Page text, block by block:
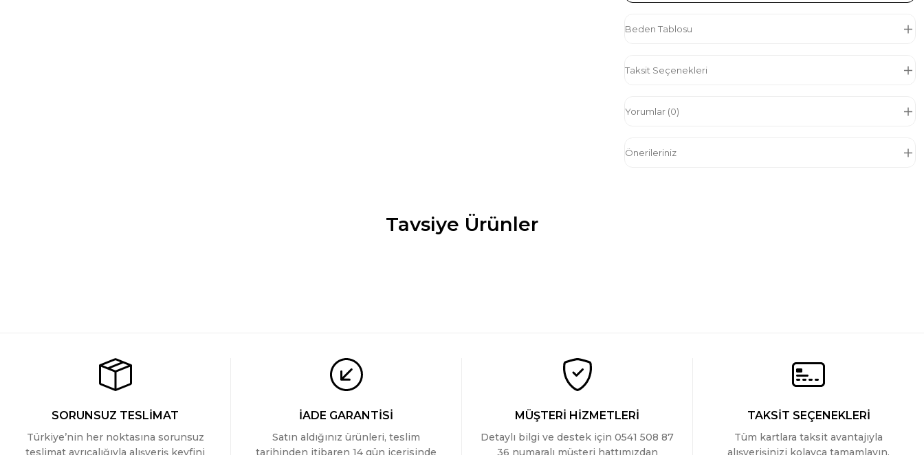
Beden Tablosu
Taksit Seçenekleri
Yorumlar (0)
Önerileriniz
Tavsiye Ürünler
SORUNSUZ TESLİMAT
Türkiye’nin her noktasına sorunsuz
teslimat ayrıcalığıyla alışveriş keyfini
İADE GARANTİSİ
Satın aldığınız ürünleri, teslim
tarihinden itibaren 14 gün içerisinde
MÜŞTERİ HİZMETLERİ
Detaylı bilgi ve destek için 0541 508 87
36 numaralı müşteri hattımızdan
TAKSİT SEÇENEKLERİ
Tüm kartlara taksit avantajıyla
alışverişinizi kolayca tamamlayın.